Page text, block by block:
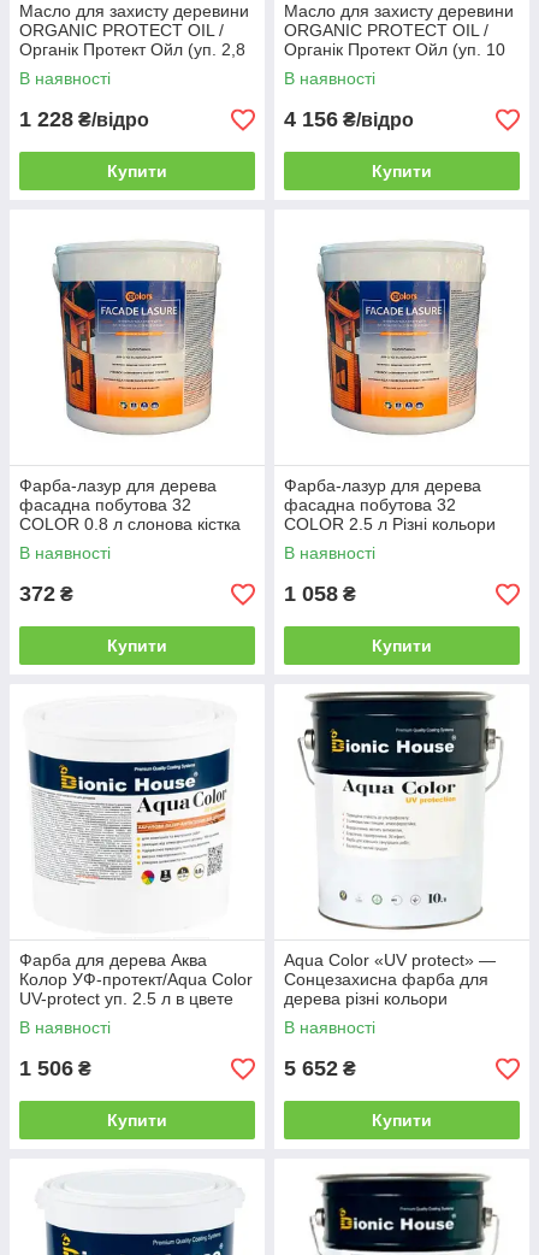
Масло для захисту деревини
ORGANIC PROTECT OIL /
Органік Протект Ойл (уп. 2,8
л)
В наявності
1 228 ₴/відро
Купити
Масло для захисту деревини
ORGANIC PROTECT OIL /
Органік Протект Ойл (уп. 10
л)
В наявності
4 156 ₴/відро
Купити
Фарба-лазур для дерева
фасадна побутова 32
COLOR 0.8 л слонова кістка
Різні кольори
В наявності
372 ₴
Купити
Фарба-лазур для дерева
фасадна побутова 32
COLOR 2.5 л Різні кольори
В наявності
1 058 ₴
Купити
Фарба для дерева Аква
Колор УФ-протект/Aqua Color
UV-protect уп. 2.5 л в цвете
В наявності
1 506 ₴
Купити
Aqua Color «UV protect» —
Сонцезахисна фарба для
дерева різні кольори
В наявності
5 652 ₴
Купити